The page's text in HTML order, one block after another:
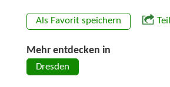
Als Favorit speichern
Mehr entdecken in
Dresden